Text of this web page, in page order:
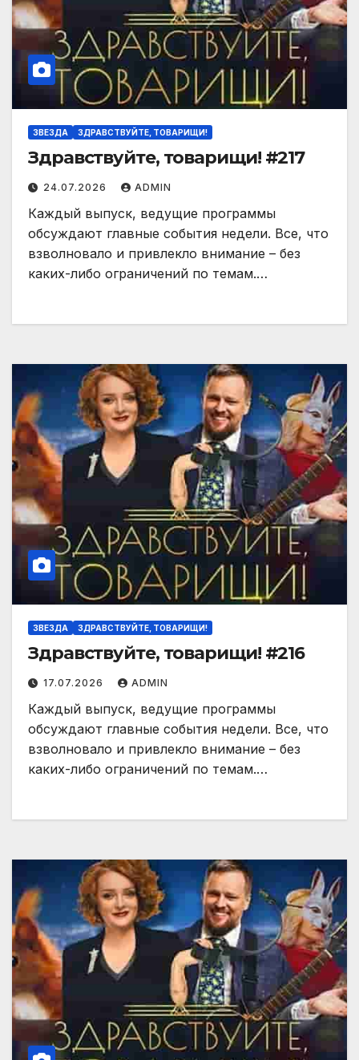
ЗВЕЗДА ЗДРАВСТВУЙТЕ, ТОВАРИЩИ!
Здравствуйте, товарищи! #217
24.07.2026 ADMIN
Каждый выпуск, ведущие программы
обсуждают главные события недели. Все, что
взволновало и привлекло внимание – без
каких-либо ограничений по темам.…
ЗВЕЗДА ЗДРАВСТВУЙТЕ, ТОВАРИЩИ!
Здравствуйте, товарищи! #216
17.07.2026 ADMIN
Каждый выпуск, ведущие программы
обсуждают главные события недели. Все, что
взволновало и привлекло внимание – без
каких-либо ограничений по темам.…